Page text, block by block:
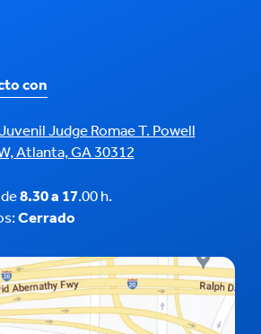
con
Judge Romae T. Powell
Atlanta, GA 30312
8.30 a 17.00 h.
Cerrado